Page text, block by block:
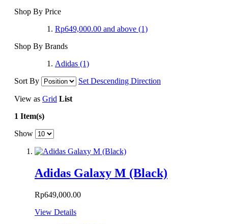
Shop By Price
Rp649,000.00 and above (1)
Shop By Brands
Adidas (1)
Sort By
Set Descending Direction
View as Grid List
1 Item(s)
Show
Adidas Galaxy M (Black)
Rp649,000.00
View Details